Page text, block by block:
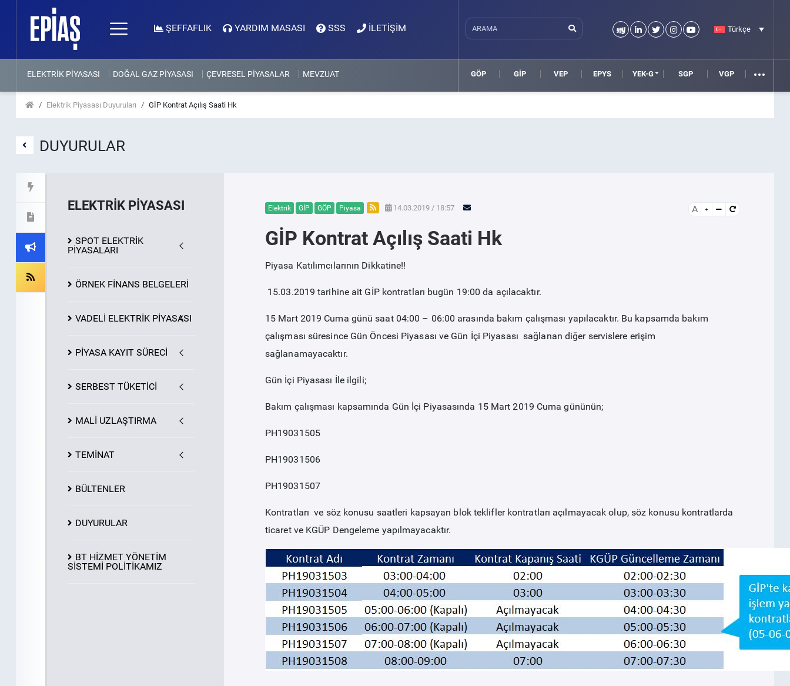
ŞEFFAFLIK YARDIM MASASI SSS İLETİŞİM Türkçe
ELEKTRİK PİYASASI DOĞAL GAZ PİYASASI ÇEVRESEL PİYASALAR MEVZUAT GÖP GİP VEP EPYS YEK-G SGP VGP
Elektrik Piyasası Duyuruları GİP Kontrat Açılış Saati Hk
DUYURULAR
ELEKTRİK PİYASASI
SPOT ELEKTRİK
PİYASALARI
ÖRNEK FİNANS BELGELERİ
VADELİ ELEKTRİK PİYASASI
PİYASAKAYIT SÜRECİ
SERBEST TÜKETİCİ
MALİ UZLAŞTIRMA
TEMİNAT
BÜLTENLER
DUYURULAR
BT HİZMET YÖNETİM
SİSTEMİ POLİTİKAMIZ
Elektrik GİP GÖP Piyasa 14.03.2019 / 18:57 A
GİP Kontrat Açılış Saati Hk
Piyasa Katılımcılarının Dikkatine!!
15.03.2019 tarihine ait GİP kontratları bugün 19:00 da açılacaktır.
15 Mart 2019 Cuma günü saat 04:00 – 06:00 arasında bakım çalışması yapılacaktır. Bu kapsamda bakım
çalışması süresince Gün Öncesi Piyasası ve Gün İçi Piyasası sağlanan diğer servislere erişim
sağlanamayacaktır.
Gün İçi Piyasası İle ilgili;
Bakım çalışması kapsamında Gün İçi Piyasasında 15 Mart 2019 Cuma gününün;
PH19031505
PH19031506
PH19031507
Kontratları ve söz konusu saatleri kapsayan blok teklifler kontratları açılmayacak olup, söz konusu kontratlarda
ticaret ve KGÜP Dengeleme yapılmayacaktır.